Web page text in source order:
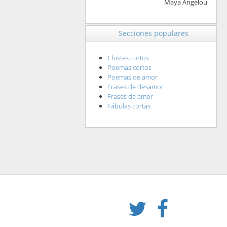
Maya Angelou
Secciones populares
Chistes cortos
Poemas cortos
Poemas de amor
Frases de desamor
Frases de amor
Fábulas cortas